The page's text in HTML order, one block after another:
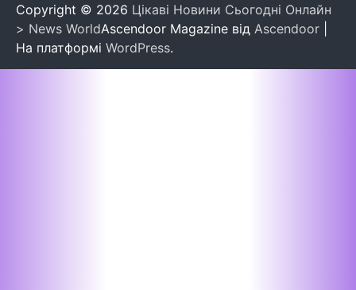
Copyright © 2026 Цікаві Новини Сьогодні Онлайн
> News WorldAscendoor Magazine від Ascendoor
На платформі WordPress.